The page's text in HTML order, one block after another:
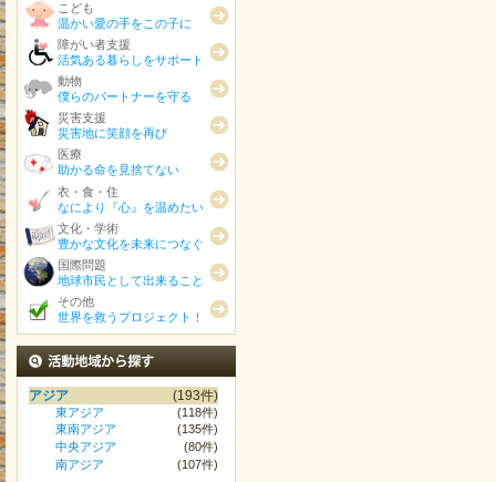
こども
温かい愛の手をこの子に
障がい者支援
活気ある暮らしをサポート
動物
僕らのパートナーを守る
災害支援
災害地に笑顔を再び
医療
助かる命を見捨てない
衣・食・住
なにより『心』を温めたい
文化・学術
豊かな文化を未来につなぐ
国際問題
地球市民として出来ること
その他
世界を救うプロジェクト！
活動地域から探す
アジア (193件)
東アジア
(118件)
東南アジア
(135件)
中央アジア
(80件)
南アジア
(107件)